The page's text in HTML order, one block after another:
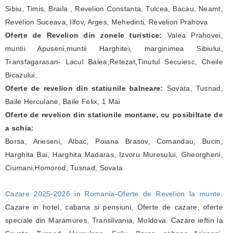
Sibiu, Timis, Braila , Revelion Constanta, Tulcea, Bacau, Neamt,
Revelion Suceava, Ilfov, Arges, Mehedinti, Revelion Prahova
Oferte de Revelion din zonele turistice: Valea Prahovei,
muntii Apuseni,muntii Harghitei, marginimea Sibiului,
Transfagarasan- Lacul Balea,Retezat,Tinutul Secuiesc, Cheile
Bicazului,
Oferte de revelion din statiunile balneare: Sovata, Tusnad,
Baile Herculane, Baile Felix, 1 Mai
Oferte de revelion din statiunile montane, cu posibiltate de
a schia:
Borsa, Arieseni, Albac, Poiana Brasov, Comandau, Bucin,
Harghita Bai, Harghita Madaras, Izvoru Muresului, Gheorgheni,
Ciumani,Homorod, Tusnad, Sovata
Cazare 2025-2026 in Romania-Oferte de Revelion la munte
Cazare in hotel, cabana si pensiuni, Oferte de cazare, oferte
speciale din Maramures, Transilvania, Moldova. Cazare ieftin la